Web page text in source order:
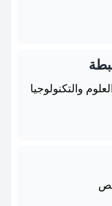
والتكنولوجيا